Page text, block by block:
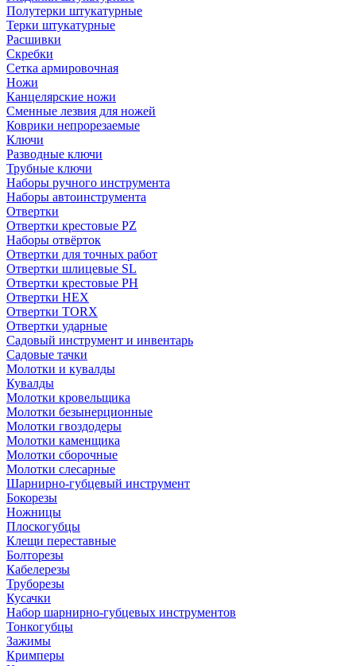
Полутерки штукатурные
Терки штукатурные
Расшивки
Скребки
Сетка армировочная
Ножи
Канцелярские ножи
Сменные лезвия для ножей
Коврики непрорезаемые
Ключи
Разводные ключи
Трубные ключи
Наборы ручного инструмента
Наборы автоинструмента
Отвертки
Отвертки крестовые PZ
Наборы отвёрток
Отвертки для точных работ
Отвертки шлицевые SL
Отвертки крестовые PH
Отвертки HEX
Отвертки TORX
Отвертки ударные
Садовый инструмент и инвентарь
Садовые тачки
Молотки и кувалды
Кувалды
Молотки кровельщика
Молотки безынерционные
Молотки гвоздодеры
Молотки каменщика
Молотки сборочные
Молотки слесарные
Шарнирно-губцевый инструмент
Бокорезы
Ножницы
Плоскогубцы
Клещи переставные
Болторезы
Кабелерезы
Труборезы
Кусачки
Набор шарнирно-губцевых инструментов
Тонкогубцы
Зажимы
Кримперы